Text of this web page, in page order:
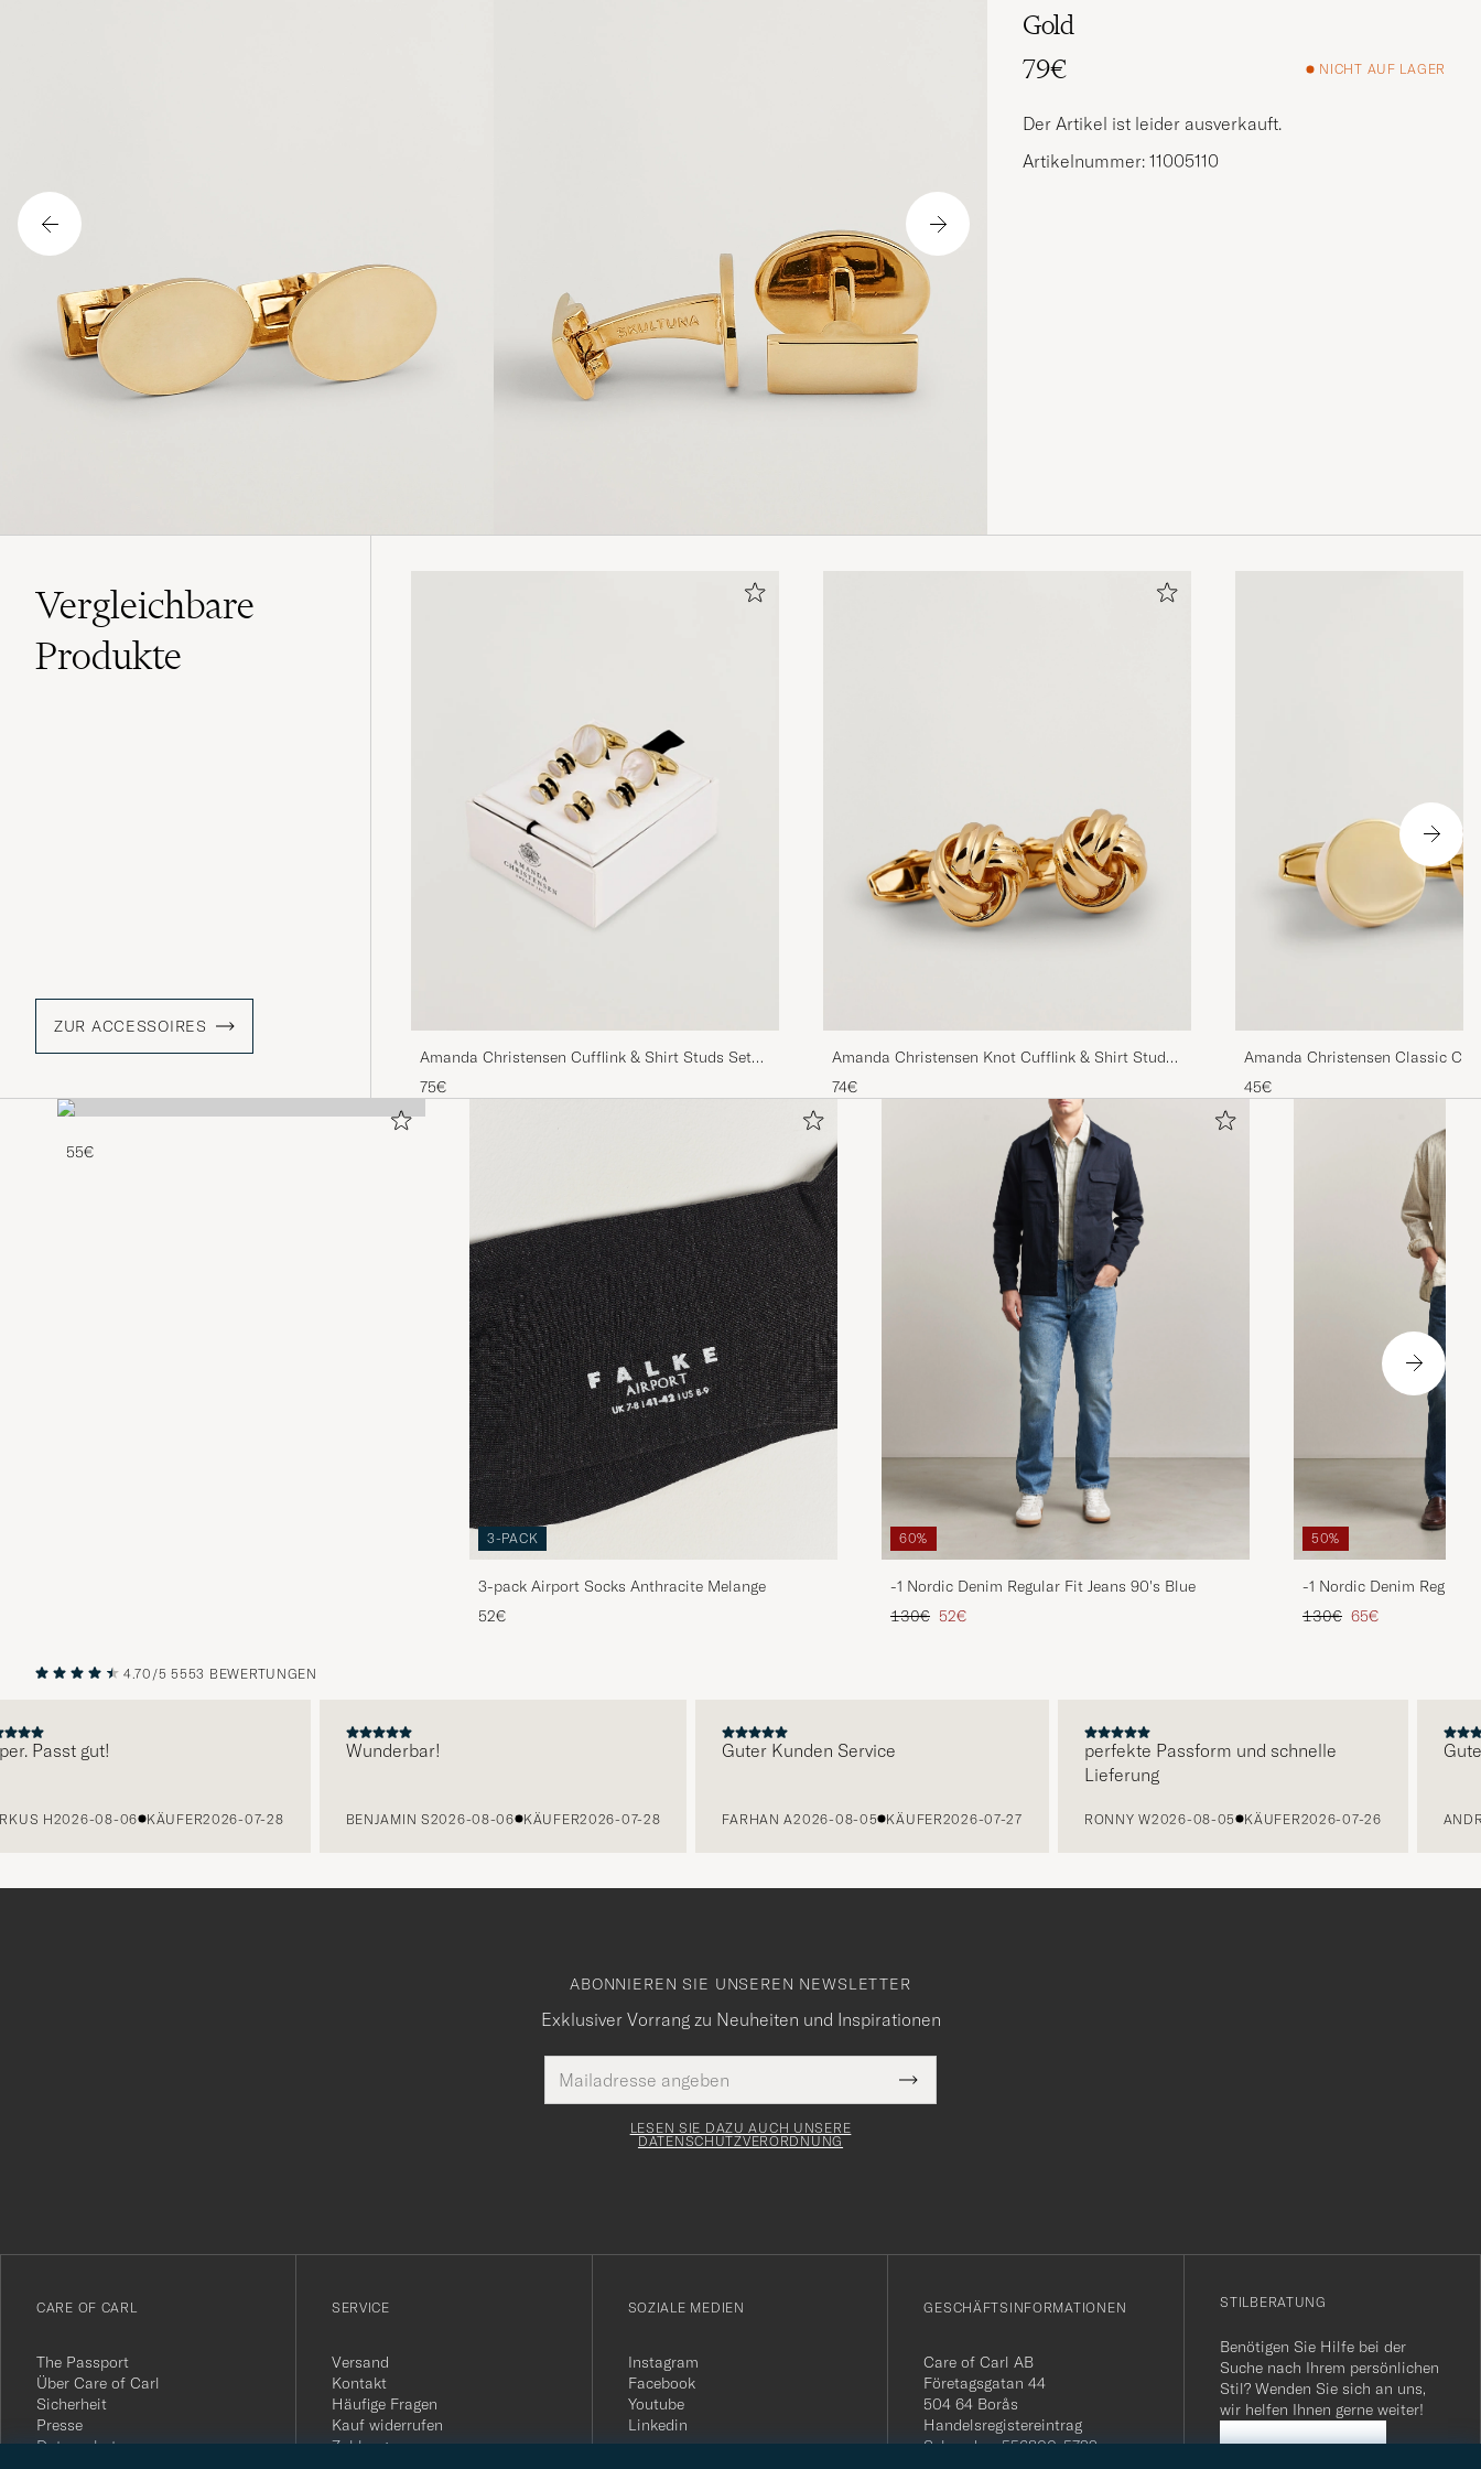
Gold
79€
NICHT AUF LAGER
Der Artikel ist leider ausverkauft.
Artikelnummer: 11005110
Vergleichbare
Produkte
ZUR ACCESSOIRES
Amanda Christensen Cufflink & Shirt Studs Set
Gold
75€
Amanda Christensen Knot Cufflink & Shirt Studs
Set Gold
74€
Amanda Christensen Classic
45€
55€
3-PACK
3-pack Airport Socks Anthracite Melange
52€
60%
-1 Nordic Denim Regular Fit Jeans 90's Blue
Regulärer Preis
130€ Reduzierter Preis
52€
50%
-1 Nordic Denim Regular
Regulärer Preis
130€ Reduzierter Preis
65€
VORHERIGE
4.70/5 5553 BEWERTUNGEN
Passt gut!
H2026-08-06 KÄUFER2026-07-28
Wunderbar!
BENJAMIN S2026-08-06 KÄUFER2026-07-28
Guter Kunden Service
FARHAN A2026-08-05 KÄUFER2026-07-27
perfekte Passform und schnelle
Lieferung
RONNY W2026-08-05 KÄUFER2026-07-26
ABONNIEREN SIE UNSEREN NEWSLETTER
Exklusiver Vorrang zu Neuheiten und Inspirationen
Mail
Adresse
Pflichtfeld
Submit
Newsletter
till
nyhetsbrev!
LESEN SIE DAZU AUCH UNSERE
DATENSCHUTZVERORDNUNG
CARE OF CARL
The Passport
Über Care of Carl
Sicherheit
Presse
Datenschutz
SERVICE
Versand
Kontakt
Häufige Fragen
Kauf widerrufen
Zahlung
SOZIALE MEDIEN
Instagram
Facebook
Youtube
Linkedin
GESCHÄFTSINFORMATIONEN
Care of Carl AB
Företagsgatan 44
504 64 Borås
Handelsregistereintrag
Schweden: 556800-5739
STILBERATUNG
Benötigen Sie Hilfe bei der
Suche nach Ihrem persönlichen
Stil? Wenden Sie sich an uns,
wir helfen Ihnen gerne weiter!
STILBERATUNG